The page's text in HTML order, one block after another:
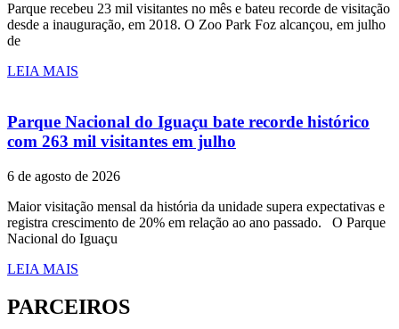
Parque recebeu 23 mil visitantes no mês e bateu recorde de visitação
desde a inauguração, em 2018. O Zoo Park Foz alcançou, em julho
de
LEIA MAIS
Parque Nacional do Iguaçu bate recorde histórico
com 263 mil visitantes em julho
6 de agosto de 2026
Maior visitação mensal da história da unidade supera expectativas e
registra crescimento de 20% em relação ao ano passado. O Parque
Nacional do Iguaçu
LEIA MAIS
PARCEIROS